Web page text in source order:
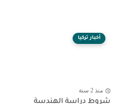
أخبار تركيا
منذ 2 سنة
شروط دراسة الهندسة